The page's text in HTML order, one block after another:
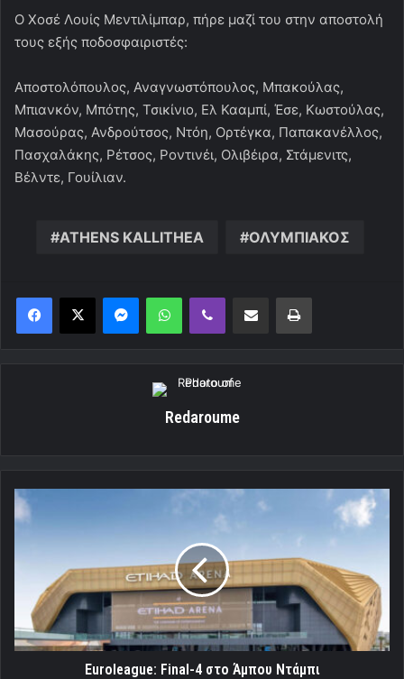
Ο Χοσέ Λουίς Μεντιλίμπαρ, πήρε μαζί του στην αποστολή
τους εξής ποδοσφαιριστές:
Αποστολόπουλος, Αναγνωστόπουλος, Μπακούλας,
Μπιανκόν, Μπότης, Τσικίνιο, Ελ Κααμπί, Έσε, Κωστούλας,
Μασούρας, Ανδρούτσος, Ντόη, Ορτέγκα, Παπακανέλλος,
Πασχαλάκης, Ρέτσος, Ροντινέι, Ολιβέιρα, Στάμενιτς,
Βέλντε, Γουίλιαν.
ATHENS KALLITHEA ΟΛΥΜΠΙΑΚΟΣ
MessengerWhatsAppViber Κοινοποίηση μέσω ηλεκτρονικού ταχυδρομείουΕκτύπωση
Redaroume
Euroleague:
Final-
Ντάμπι
Euroleague: Final-4 στο Άμπου Ντάμπι